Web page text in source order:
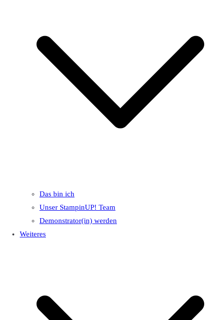
Das bin ich
Unser StampinUP! Team
Demonstrator(in) werden
Weiteres